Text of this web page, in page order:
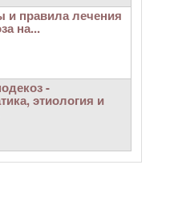
и правила лечения
на...
-
этиология и